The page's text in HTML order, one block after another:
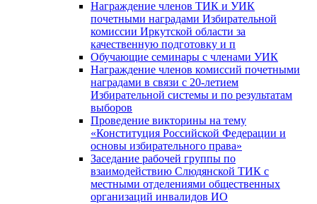
Награждение членов ТИК и УИК
почетными наградами Избирательной
комиссии Иркутской области за
качественную подготовку и п
Обучающие семинары с членами УИК
Награждение членов комиссий почетными
наградами в связи с 20-летием
Избирательной системы и по результатам
выборов
Проведение викторины на тему
«Конституция Российской Федерации и
основы избирательного права»
Заседание рабочей группы по
взаимодействию Слюдянской ТИК с
местными отделениями общественных
организаций инвалидов ИО